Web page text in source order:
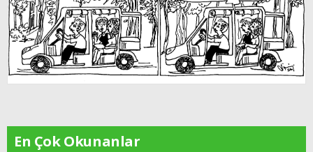
En Çok Okunanlar